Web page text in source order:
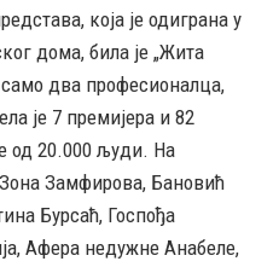
која је одиграна у
дома, била је „Жита
само два професионалца,
је 7 премијера и 82
од 20.000 људи. На
Замфирова, Бановић
Бурсаћ, Госпођа
Афера недужне Анабеле,